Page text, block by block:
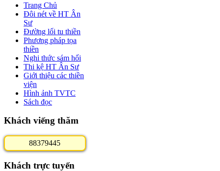
Trang Chủ
Đôi nét về HT Ân
Sư
Đường lối tu thiền
Phương pháp tọa
thiền
Nghi thức sám hối
Thi kệ HT Ân Sư
Giới thiệu các thiền
viện
Hình ảnh TVTC
Sách đọc
Khách viếng thăm
88379445
Khách trực tuyến